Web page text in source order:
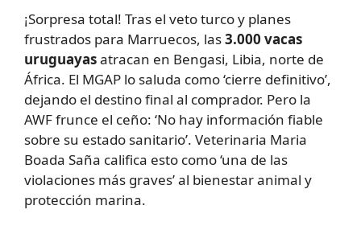
¡Sorpresa total! Tras el veto turco y planes
frustrados para Marruecos, las3.000 vacas
uruguayasatracan en Bengasi, Libia, norte de
África. El MGAP lo saluda como ‘cierre definitivo’,
dejando el destino final al comprador. Pero la
AWF frunce el ceño: ‘No hay información fiable
sobre su estado sanitario’. Veterinaria Maria
Boada Saña califica esto como ‘una de las
violaciones más graves’ al bienestar animal y
protección marina.